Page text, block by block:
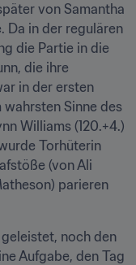
von Samantha
Da in der regulären
die Partie in die
die ihre
in der ersten
Sinne des
Williams (120.+4.)
Torhüterin
(von Ali
parieren
noch den
Aufgabe, den Tag